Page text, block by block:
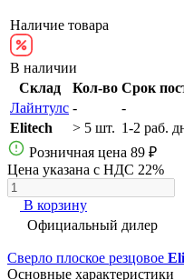
Наличие товара
В наличии
Склад
Кол-во Срок
Лайнтулс -
-
Elitech
> 5 шт. 1-2 раб.
Розничная цена 89 ₽
Цена указана с НДС 22%
В корзину
Официальный дилер
Сверло плоское резцовое
Основные характеристики